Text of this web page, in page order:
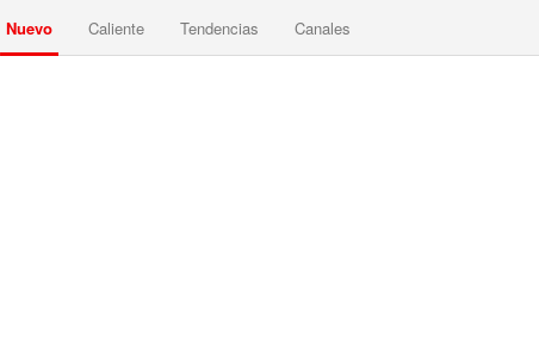
Nuevo Caliente Tendencias Canales